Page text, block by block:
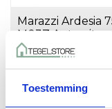
Toestemming
Marazzi Ardesia
M03Z Antracite
m²
€71,00 per M²